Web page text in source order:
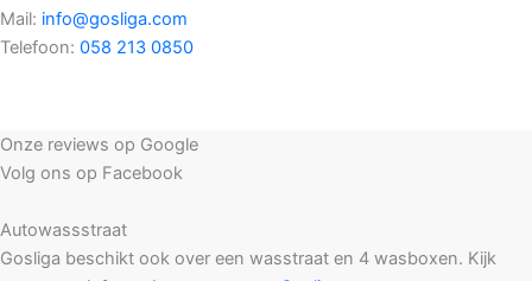
Mail: info@gosliga.com
Telefoon: 058 213 0850
Onze reviews op Google
Volg ons op Facebook
Autowassstraat
Gosliga beschikt ook over een wasstraat en 4 wasboxen. Kijk